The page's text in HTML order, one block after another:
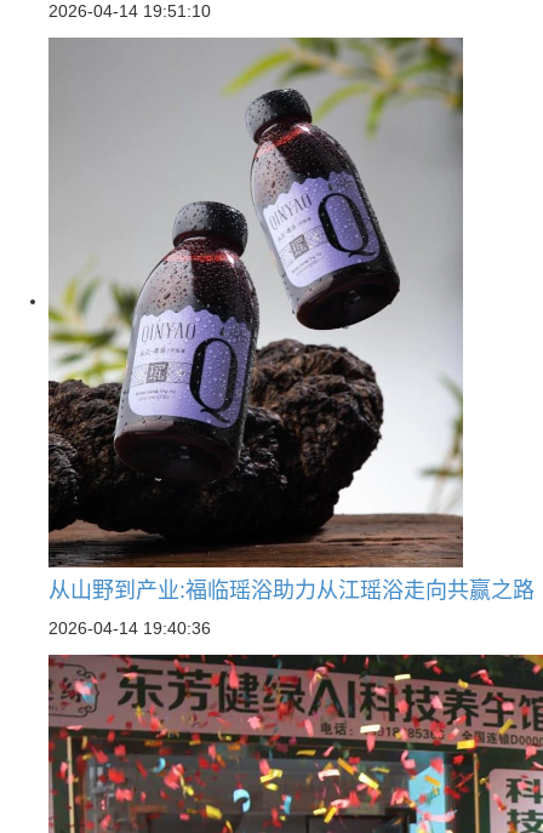
2026-04-14 19:51:10
从山野到产业:福临瑶浴助力从江瑶浴走向共赢之路
2026-04-14 19:40:36